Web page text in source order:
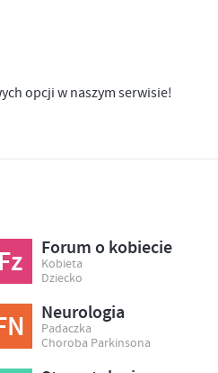
opcji w naszym serwisie!
Fz Forum o kobiecie
Kobieta
Dziecko
Neurologia
Padaczka
Choroba Parkinsona